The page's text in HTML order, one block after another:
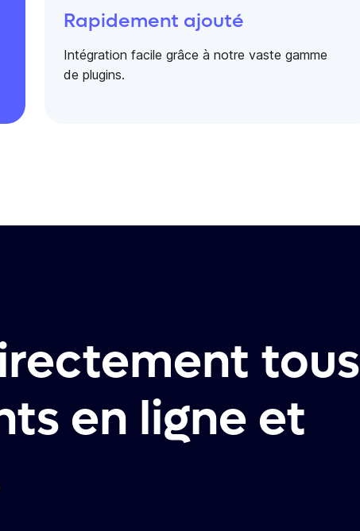
Rapidement ajouté
Intégration facile grâce à notre vaste gamme
de plugins.
tous
en ligne et